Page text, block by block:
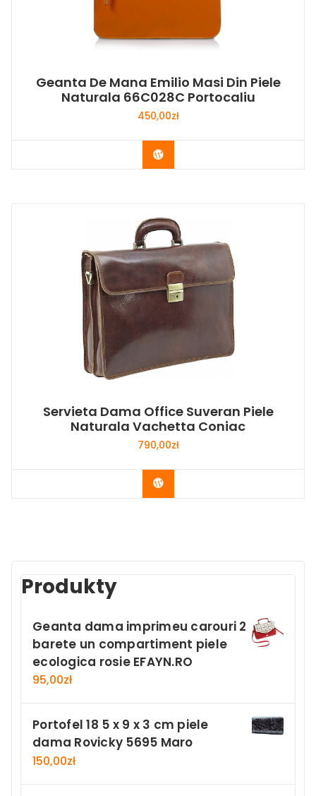
Geanta De Mana Emilio Masi Din Piele
Naturala 66C028C Portocaliu
450,00zł
Buy Now
Servieta Dama Office Suveran Piele
Naturala Vachetta Coniac
790,00zł
Buy Now
Produkty
Geanta dama imprimeu carouri 2
barete un compartiment piele
ecologica rosie EFAYN.RO
95,00zł
Portofel 18 5 x 9 x 3 cm piele
dama Rovicky 5695 Maro
150,00zł